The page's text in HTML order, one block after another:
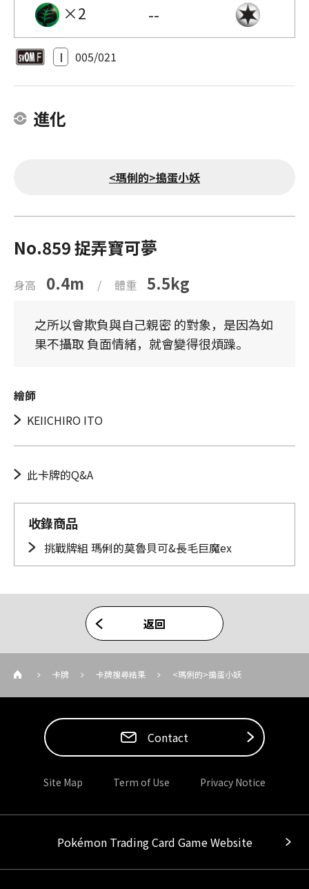
×2 --
I 005/021
進化
<瑪俐的>搗蛋小妖
No.859 捉弄寶可夢
身高 0.4m / 體重 5.5kg
之所以會欺負與自己親密 的對象，是因為如
果不攝取 負面情緒，就會變得很煩躁。
繪師
KEIICHIRO ITO
此卡牌的Q&A
收錄商品
挑戰牌組 瑪俐的莫魯貝可&長毛巨魔ex
返回
卡牌 卡牌搜尋結果 <瑪俐的>搗蛋小妖
Contact
Site Map Term of Use Privacy Notice
Pokémon Trading Card Game Website